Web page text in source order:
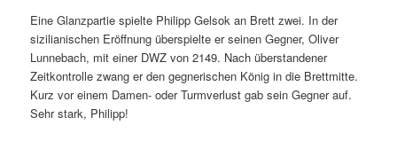
Eine Glanzpartie spielte Philipp Gelsok an Brett zwei. In der
sizilianischen Eröffnung überspielte er seinen Gegner, Oliver
Lunnebach, mit einer DWZ von 2149. Nach überstandener
Zeitkontrolle zwang er den gegnerischen König in die Brettmitte.
Kurz vor einem Damen- oder Turmverlust gab sein Gegner auf.
Sehr stark, Philipp!